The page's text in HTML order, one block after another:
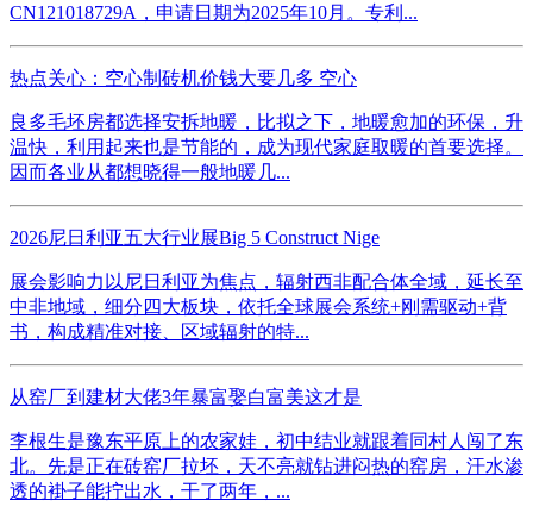
CN121018729A，申请日期为2025年10月。专利...
热点关心：空心制砖机价钱大要几多 空心
良多毛坯房都选择安拆地暖，比拟之下，地暖愈加的环保，升
温快，利用起来也是节能的，成为现代家庭取暖的首要选择。
因而各业从都想晓得一般地暖几...
2026尼日利亚五大行业展Big 5 Construct Nige
展会影响力以尼日利亚为焦点，辐射西非配合体全域，延长至
中非地域，细分四大板块，依托全球展会系统+刚需驱动+背
书，构成精准对接、区域辐射的特...
从窑厂到建材大佬3年暴富娶白富美这才是
李根生是豫东平原上的农家娃，初中结业就跟着同村人闯了东
北。先是正在砖窑厂拉坯，天不亮就钻进闷热的窑房，汗水渗
透的褂子能拧出水，干了两年，...